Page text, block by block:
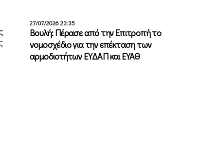
27/07/2026 23:35
Βουλή: Πέρασε από την Επιτροπή το
νομοσχέδιο για την επέκταση των
αρμοδιοτήτων ΕΥΔΑΠ και ΕΥΑΘ